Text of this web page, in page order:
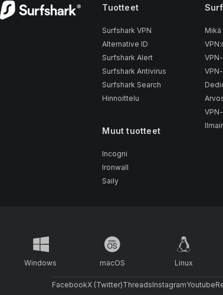
Tuotteet
Surfshark VPN
Alternative ID
Surfshark Alert
Surfshark Antivirus
Surfshark Search
Hinnoittelu
Muut tuotteet
Incogni
Ironwall
Saily
Mikä
Windows macOS Linux
FacebookX (Twitter)ThreadsInstagramYoutube